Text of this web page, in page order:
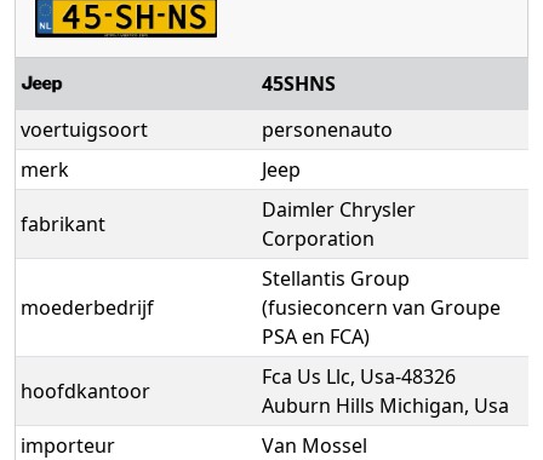
45SHNS
voertuigsoort
personenauto
merk
Jeep
fabrikant
Daimler Chrysler
Corporation
moederbedrijf
Stellantis Group
(fusieconcern van Groupe
PSA en FCA)
hoofdkantoor
Fca Us Llc, Usa-48326
Auburn Hills Michigan, Usa
importeur
Van Mossel